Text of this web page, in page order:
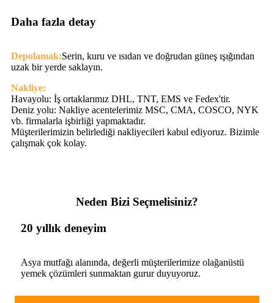
Daha fazla detay
Depolamak:Serin, kuru ve ısıdan ve doğrudan güneş ışığından
uzak bir yerde saklayın.
Nakliye:
Havayolu: İş ortaklarımız DHL, TNT, EMS ve Fedex'tir.
Deniz yolu: Nakliye acentelerimiz MSC, CMA, COSCO, NYK
vb. firmalarla işbirliği yapmaktadır.
Müşterilerimizin belirlediği nakliyecileri kabul ediyoruz. Bizimle
çalışmak çok kolay.
Neden Bizi Seçmelisiniz?
20 yıllık deneyim
Asya mutfağı alanında, değerli müşterilerimize olağanüstü
yemek çözümleri sunmaktan gurur duyuyoruz.